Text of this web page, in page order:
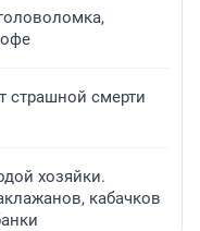
страшной смерти
хозяйки.
кабачков